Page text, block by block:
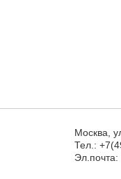
Москва,
Тел.:
Эл.почта: